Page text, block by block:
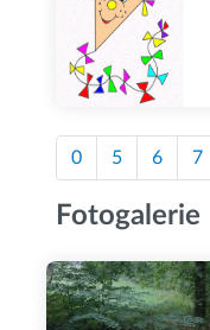
0 5 6 7
Fotogalerie